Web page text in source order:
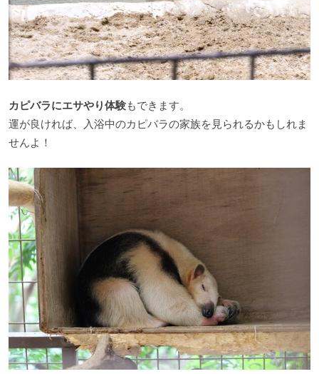
カピバラにエサやり体験もできます。
運が良ければ、入浴中のカピバラの家族を見られるかもしれま
せんよ！